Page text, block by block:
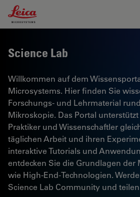
Leica Microsystems Logo
Science Lab
Willkommen auf dem
Microsystems. Hier finden Sie
Forschungs- und Lehrmaterial
Mikroskopie. Das Portal
Praktiker und Wissenschaftler
täglichen Arbeit und ihren
interaktive Tutorials und
entdecken Sie die Grundlagen der
wie High-End-Technologien.
Science Lab Community und